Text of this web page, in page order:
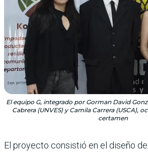
El equipo G, integrado por Gorman David
Cabrera (UNVES) y Camila Carrera (USCA),
certamen
El proyecto consistió en el diseño